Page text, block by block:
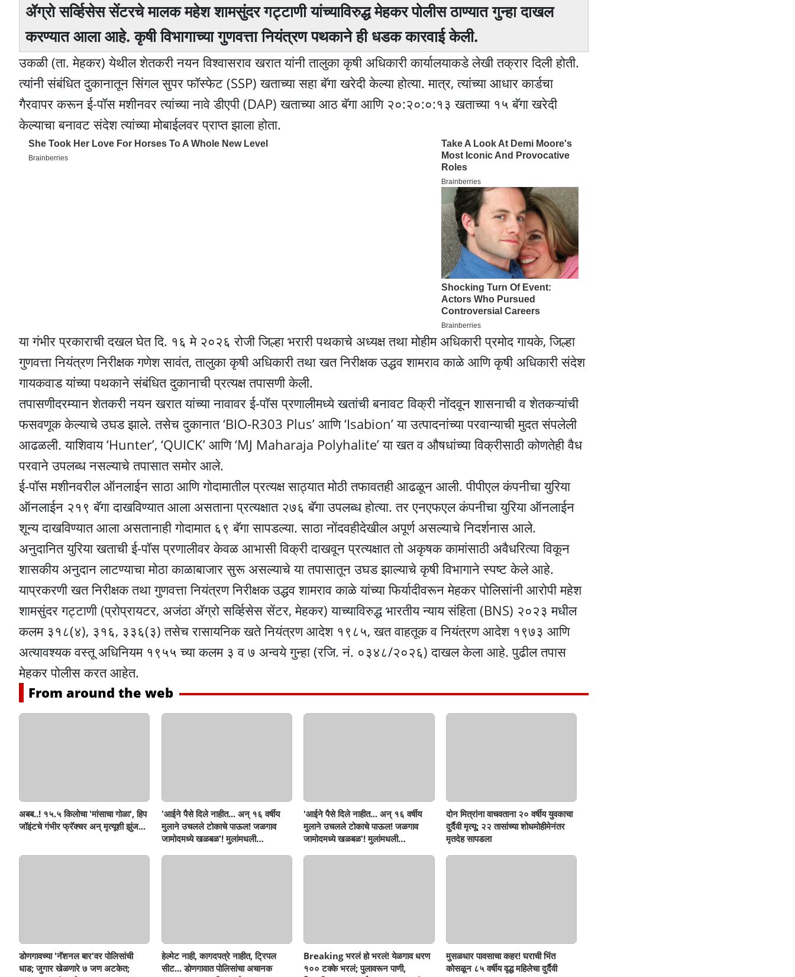
ॲग्रो सर्व्हिसेस सेंटरचे मालक महेश शामसुंदर गट्टाणी यांच्याविरुद्ध मेहकर पोलीस ठाण्यात गुन्हा दाखल
करण्यात आला आहे. कृषी विभागाच्या गुणवत्ता नियंत्रण पथकाने ही धडक कारवाई केली.
उकळी (ता. मेहकर) येथील शेतकरी नयन विश्वासराव खरात यांनी तालुका कृषी अधिकारी कार्यालयाकडे लेखी तक्रार दिली होती.
त्यांनी संबंधित दुकानातून सिंगल सुपर फॉस्फेट (SSP) खताच्या सहा बॅगा खरेदी केल्या होत्या. मात्र, त्यांच्या आधार कार्डचा
गैरवापर करून ई-पॉस मशीनवर त्यांच्या नावे डीएपी (DAP) खताच्या आठ बॅगा आणि २०:२०:०:१३ खताच्या १५ बॅगा खरेदी
केल्याचा बनावट संदेश त्यांच्या मोबाईलवर प्राप्त झाला होता.
या गंभीर प्रकाराची दखल घेत दि. १६ मे २०२६ रोजी जिल्हा भरारी पथकाचे अध्यक्ष तथा मोहीम अधिकारी प्रमोद गायके, जिल्हा
गुणवत्ता नियंत्रण निरीक्षक गणेश सावंत, तालुका कृषी अधिकारी तथा खत निरीक्षक उद्धव शामराव काळे आणि कृषी अधिकारी संदेश
गायकवाड यांच्या पथकाने संबंधित दुकानाची प्रत्यक्ष तपासणी केली.
तपासणीदरम्यान शेतकरी नयन खरात यांच्या नावावर ई-पॉस प्रणालीमध्ये खतांची बनावट विक्री नोंदवून शासनाची व शेतकऱ्यांची
फसवणूक केल्याचे उघड झाले. तसेच दुकानात ‘BIO-R303 Plus’ आणि ‘Isabion’ या उत्पादनांच्या परवान्याची मुदत संपलेली
आढळली. याशिवाय ‘Hunter’, ‘QUICK’ आणि ‘MJ Maharaja Polyhalite’ या खत व औषधांच्या विक्रीसाठी कोणतेही वैध
परवाने उपलब्ध नसल्याचे तपासात समोर आले.
ई-पॉस मशीनवरील ऑनलाईन साठा आणि गोदामातील प्रत्यक्ष साठ्यात मोठी तफावतही आढळून आली. पीपीएल कंपनीचा युरिया
ऑनलाईन २१९ बॅगा दाखविण्यात आला असताना प्रत्यक्षात २७६ बॅगा उपलब्ध होत्या. तर एनएफएल कंपनीचा युरिया ऑनलाईन
शून्य दाखविण्यात आला असतानाही गोदामात ६९ बॅगा सापडल्या. साठा नोंदवहीदेखील अपूर्ण असल्याचे निदर्शनास आले.
अनुदानित युरिया खताची ई-पॉस प्रणालीवर केवळ आभासी विक्री दाखवून प्रत्यक्षात तो अकृषक कामांसाठी अवैधरित्या विकून
शासकीय अनुदान लाटण्याचा मोठा काळाबाजार सुरू असल्याचे या तपासातून उघड झाल्याचे कृषी विभागाने स्पष्ट केले आहे.
याप्रकरणी खत निरीक्षक तथा गुणवत्ता नियंत्रण निरीक्षक उद्धव शामराव काळे यांच्या फिर्यादीवरून मेहकर पोलिसांनी आरोपी महेश
शामसुंदर गट्टाणी (प्रोप्रायटर, अजंठा ॲग्रो सर्व्हिसेस सेंटर, मेहकर) याच्याविरुद्ध भारतीय न्याय संहिता (BNS) २०२३ मधील
कलम ३१८(४), ३१६, ३३६(३) तसेच रासायनिक खते नियंत्रण आदेश १९८५, खत वाहतूक व नियंत्रण आदेश १९७३ आणि
अत्यावश्यक वस्तू अधिनियम १९५५ च्या कलम ३ व ७ अन्वये गुन्हा (रजि. नं. ०३४८/२०२६) दाखल केला आहे. पुढील तपास
मेहकर पोलीस करत आहेत.
From around the web
अबब..! १५.५ किलोचा 'मांसाचा गोळा', हिप
जॉइंटचे गंभीर फ्रॅक्चर अन् मृत्यूशी झुंज...
'आईने पैसे दिले नाहीत... अन् १६ वर्षीय
मुलाने उचलले टोकाचे पाऊल! जळगाव
जामोदमध्ये खळबळ'! मुलांमधली
'आईने पैसे दिले नाहीत... अन् १६ वर्षीय
मुलाने उचलले टोकाचे पाऊल! जळगाव
जामोदमध्ये खळबळ'! मुलांमधली
दोन मित्रांना वाचवताना २० वर्षीय युवकाचा
दुर्दैवी मृत्यू; २२ तासांच्या शोधमोहीमेनंतर
मृतदेह सापडला
डोणगावच्या 'नॅशनल बार'वर पोलिसांची
धाड; जुगार खेळणारे ७ जण अटकेत;
हेल्मेट नाही, कागदपत्रे नाहीत, ट्रिपल
सीट... डोणगावात पोलिसांचा अचानक
Breaking भरलं हो भरलं! येळगाव धरण
१०० टक्के भरलं; पुलावरून पाणी,
मुसळधार पावसाचा कहर! घराची भिंत
कोसळून ८५ वर्षीय वृद्ध महिलेचा दुर्दैवी